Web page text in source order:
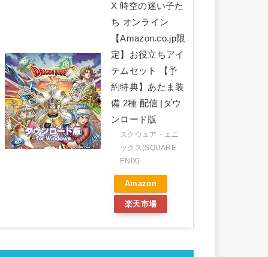
X 時空の迷い子た
ち オンライン
【Amazon.co.jp限
定】お役立ちアイ
テムセット 【予
約特典】あたま装
備 2種 配信 |ダウ
ンロード版
スクウェア・エニ
ックス(SQUARE
ENIX)
Amazon
楽天市場